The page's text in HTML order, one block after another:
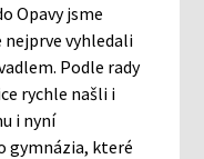
Opavy jsme
nejprve vyhledali
Podle rady
rychle našli i
i nyní
gymnázia, které